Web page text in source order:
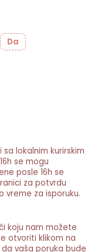
Da
lokalnim kurirskim
se mogu
posle 16h se
za potvrdu
vreme za isporuku.
koju nam možete
otvoriti klikom na
da vaša poruka bude